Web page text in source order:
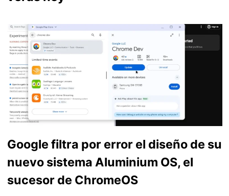
Google filtra por error el diseño de su
nuevo sistema Aluminium OS, el
sucesor de ChromeOS